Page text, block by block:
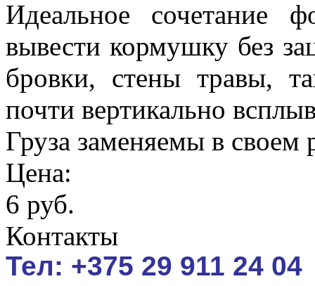
Идеальное сочетание
вывести кормушку без
бровки, стены травы,
почти вертикально
Груза заменяемы в своем
Цена:
6 руб.
Контакты
Тел: +375 29 911 24 04